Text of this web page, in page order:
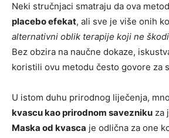
Neki stručnjaci smatraju da ova
placebo efekat, ali sve je više onih
alternativni oblik terapije koji ne
Bez obzira na naučne dokaze,
koristili ovu metodu često govore za
U istom duhu prirodnog liječenja,
kvascu kao prirodnom savezniku za
Maska od kvasca je odlična za one